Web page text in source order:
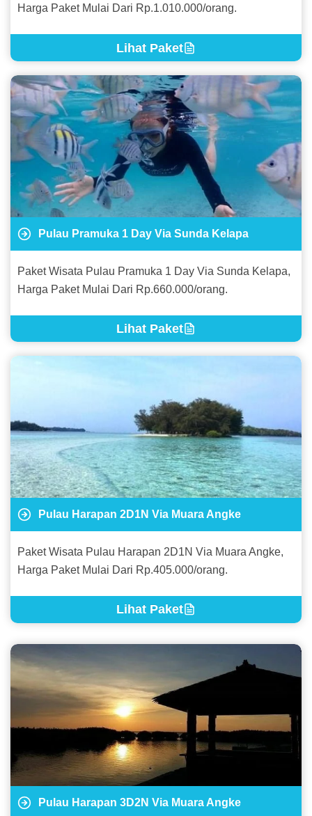
Harga Paket Mulai Dari Rp.1.010.000/orang.
Lihat Paket
Pulau Pramuka 1 Day Via Sunda Kelapa
Paket Wisata Pulau Pramuka 1 Day Via Sunda Kelapa,
Harga Paket Mulai Dari Rp.660.000/orang.
Lihat Paket
Pulau Harapan 2D1N Via Muara Angke
Paket Wisata Pulau Harapan 2D1N Via Muara Angke,
Harga Paket Mulai Dari Rp.405.000/orang.
Lihat Paket
Pulau Harapan 3D2N Via Muara Angke